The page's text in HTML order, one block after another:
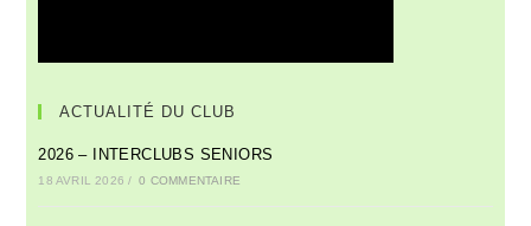
ACTUALITÉ DU CLUB
2026 – INTERCLUBS SENIORS
18 AVRIL 2026 / 0 COMMENTAIRE